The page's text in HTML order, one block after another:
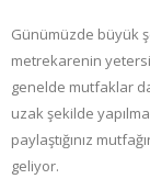
Günümüzde büyük
metrekarenin
genelde mutfaklar
uzak şekilde
paylaştığınız
geliyor.